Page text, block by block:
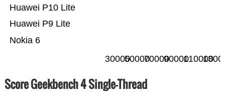
Nokia 6
Huawei P9 Lite
Huawei P10 Lite
30000500007000090000110000
Score Geekbench 4 Single-Thread